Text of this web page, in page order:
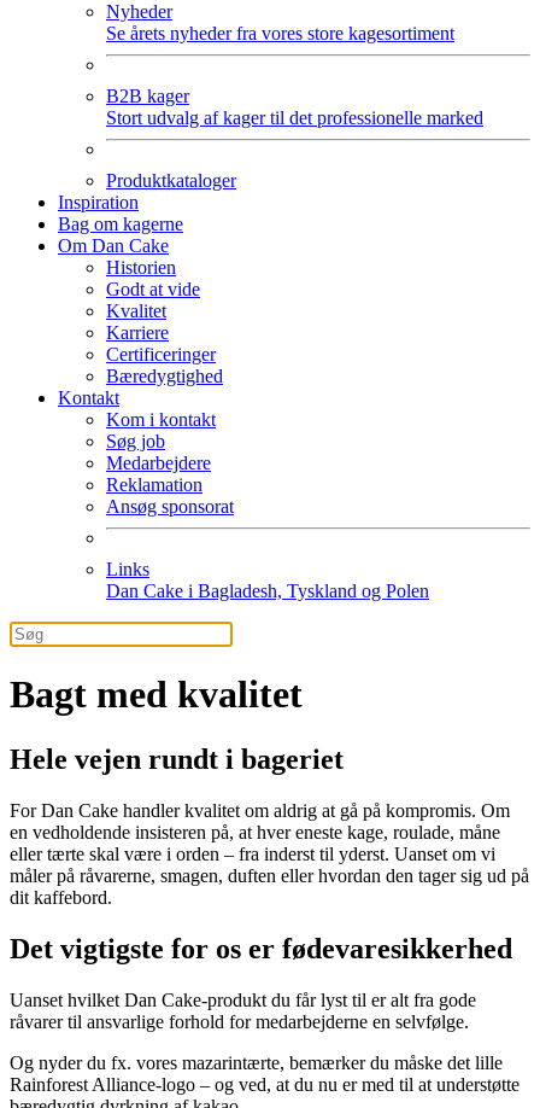
Nyheder
Se årets nyheder fra vores store kagesortiment
B2B kager
Stort udvalg af kager til det professionelle marked
Produktkataloger
Inspiration
Bag om kagerne
Om Dan Cake
Historien
Godt at vide
Kvalitet
Karriere
Certificeringer
Bæredygtighed
Kontakt
Kom i kontakt
Søg job
Medarbejdere
Reklamation
Ansøg sponsorat
Links
Dan Cake i Bagladesh, Tyskland og Polen
Bagt med kvalitet
Hele vejen rundt i bageriet
For Dan Cake handler kvalitet om aldrig at gå på kompromis. Om
en vedholdende insisteren på, at hver eneste kage, roulade, måne
eller tærte skal være i orden – fra inderst til yderst. Uanset om vi
måler på råvarerne, smagen, duften eller hvordan den tager sig ud på
dit kaffebord.
Det vigtigste for os er fødevaresikkerhed
Uanset hvilket Dan Cake-produkt du får lyst til er alt fra gode
råvarer til ansvarlige forhold for medarbejderne en selvfølge.
Og nyder du fx. vores mazarintærte, bemærker du måske det lille
Rainforest Alliance-logo – og ved, at du nu er med til at understøtte